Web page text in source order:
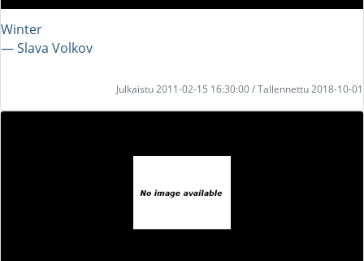
Winter
― Slava Volkov
Julkaistu 2011-02-15 16:30:00 / Tallennettu 2018-10-01